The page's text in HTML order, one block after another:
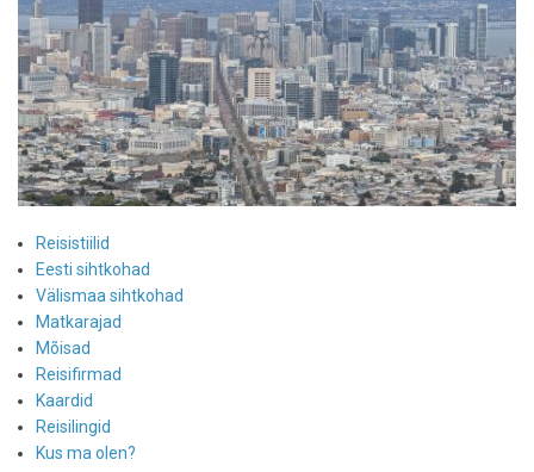
Reisistiilid
Eesti sihtkohad
Välismaa sihtkohad
Matkarajad
Mõisad
Reisifirmad
Kaardid
Reisilingid
Kus ma olen?